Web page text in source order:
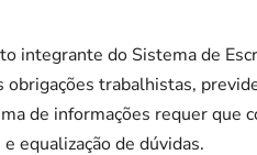
integrante do Sistema de
obrigações trabalhistas,
de informações requer
equalização de dúvidas.